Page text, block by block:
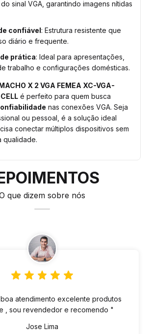
sinal VGA, garantindo imagens nítidas
confiável: Estrutura resistente que
diário e frequente.
prática: Ideal para apresentações,
trabalho e configurações domésticas.
X 2 VGA FEMEA XC-VGA-
é perfeito para quem busca
nas conexões VGA. Seja
ou pessoal, é a solução ideal
conectar múltiplos dispositivos sem
qualidade.
que dizem sobre nós
atendimento excelente produtos
, sou revendedor e recomendo "
Jose Lima